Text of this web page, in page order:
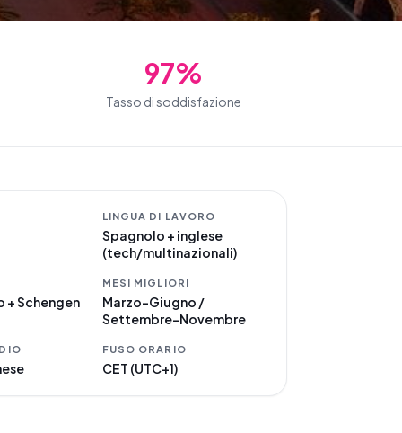
97%
Tasso di soddisfazione
LINGUA DI LAVORO
Spagnolo + inglese
(tech/multinazionali)
+ Schengen
MESI MIGLIORI
Marzo–Giugno /
Settembre–Novembre
FUSO ORARIO
CET (UTC+1)